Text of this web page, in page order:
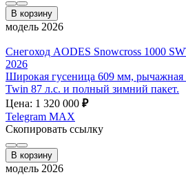
В корзину
модель 2026
Снегоход AODES Snowcross 1000
2026
Широкая гусеница 609 мм, рычажная
Twin 87 л.с. и полный зимний пакет.
Цена: 1 320 000 ₽
Telegram MAX
Скопировать ссылку
В корзину
модель 2026